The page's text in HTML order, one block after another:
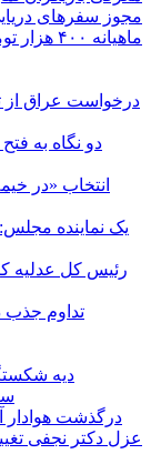
مجوز سفرهای
ماهیانه ۴۰۰ هزار تومان به حساب هر نفر واریز می‌شود
درخواست عراق از
دو نگاه به
انتخاب «در
یک نماینده
رئیس کل عدلیه
تداوم جذب
دیه شکستگی
۲
درگذشت هوادار
عزل دکتر نجفی